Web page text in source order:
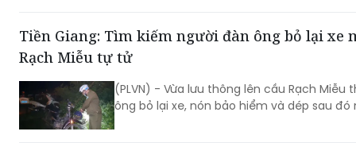
Tiền Giang: Tìm kiếm người đàn ông bỏ lại xe
Rạch Miễu tự tử
(PLVN) - Vừa lưu thông lên cầu Rạch Miễu
ông bỏ lại xe, nón bảo hiểm và dép sau